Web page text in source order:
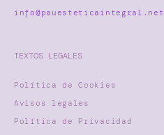
info@pauesteticaintegral.net
TEXTOS LEGALES
Política de Cookies
Avisos legales
Política de Privacidad